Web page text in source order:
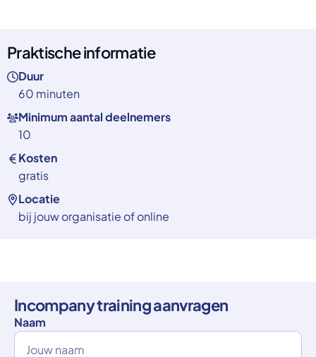
Praktische informatie
Duur
60 minuten
Minimum aantal deelnemers
10
Kosten
gratis
Locatie
bij jouw organisatie of online
Incompany training aanvragen
Naam